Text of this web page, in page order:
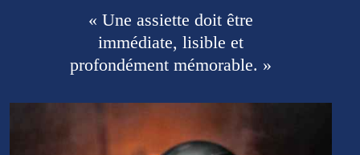
« Une assiette doit être
immédiate, lisible et
profondément mémorable. »